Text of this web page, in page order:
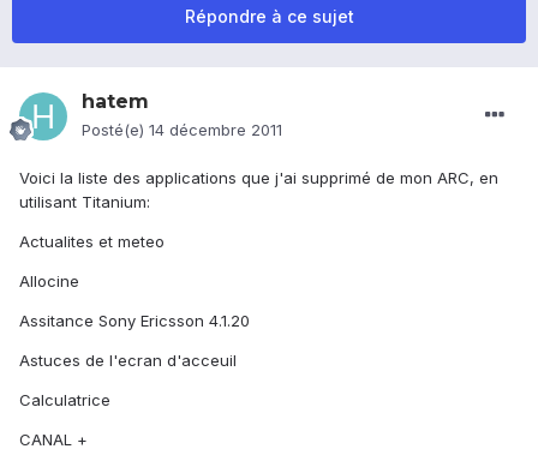
Répondre à ce sujet
hatem
Posté(e) 14 décembre 2011
Voici la liste des applications que j'ai supprimé de mon ARC, en
utilisant Titanium:
Actualites et meteo
Allocine
Assitance Sony Ericsson 4.1.20
Astuces de l'ecran d'acceuil
Calculatrice
CANAL +